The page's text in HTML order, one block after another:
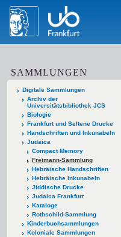
SAMMLUNGEN
Digitale Sammlungen
Archiv der
Universitätsbibliothek JCS
Biologie
Frankfurt und Seltene Drucke
Handschriften und Inkunabeln
Judaica
Compact Memory
Freimann-Sammlung
Hebräische Handschriften
Hebräische Inkunabeln
Jiddische Drucke
Judaica Frankfurt
Kataloge
Rothschild-Sammlung
Kinderbuchsammlungen
Koloniale Sammlungen